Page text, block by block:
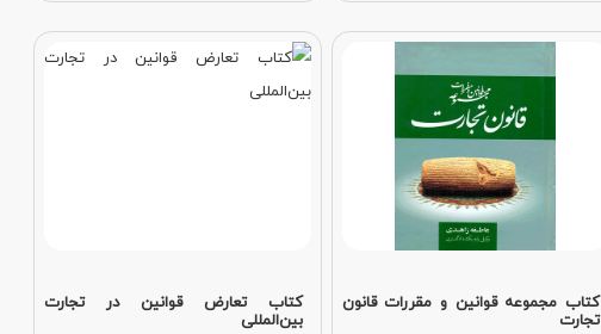
کتاب مجموعه قوانین و مقررات قانون
تجارت
کتاب تعارض قوانین در تجارت
بین‌المللی